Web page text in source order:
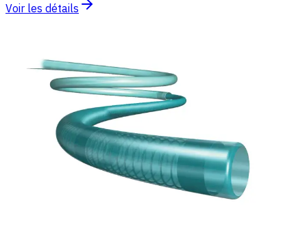
Voir les détails